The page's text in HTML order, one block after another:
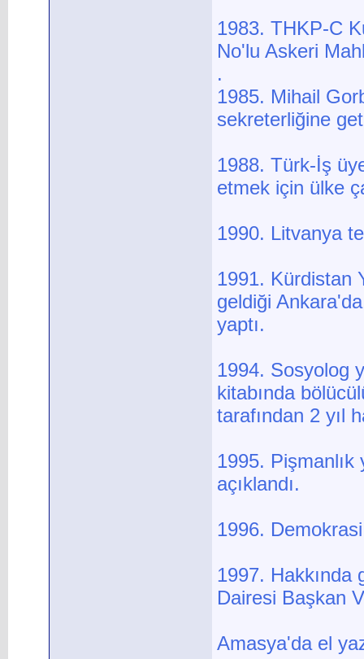
1983. THKP-C
No'lu Askeri
.
1985. Mihail
sekreterliğine
1988. Türk-İş
etmek için ülke
1990. Litvanya
1991. Kürdistan
geldiği
yaptı.
1994. Sosyolog
kitabında
tarafından 2 yıl
1995. Pişmanlık
açıklandı.
1996.
1997. Hakkında
Dairesi Başkan
Amasya'da el